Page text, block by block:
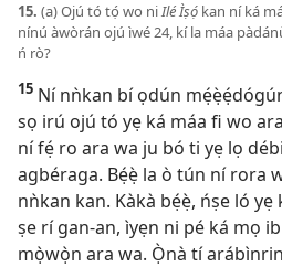
15. (a) Ojú tó tọ́ wo niIlé Ìṣọ́ kan ní ká
nínú àwòrán ojú ìwé 24, kí la máa
ń rò?
15 Ní nǹkan bí ọdún
sọ irú ojú tó yẹ ká máa fi wo
ní fẹ́ ro ara wa ju bó ti yẹ lọ
agbéraga. Bẹ́ẹ̀ la ò tún ní rora
nǹkan kan. Kàkà bẹ́ẹ̀, ńṣe ló
ṣe rí gan-an, ìyẹn ni pé ká mọ
mọ̀wọ̀n ara wa. Ọ̀nà tí arábìnrin